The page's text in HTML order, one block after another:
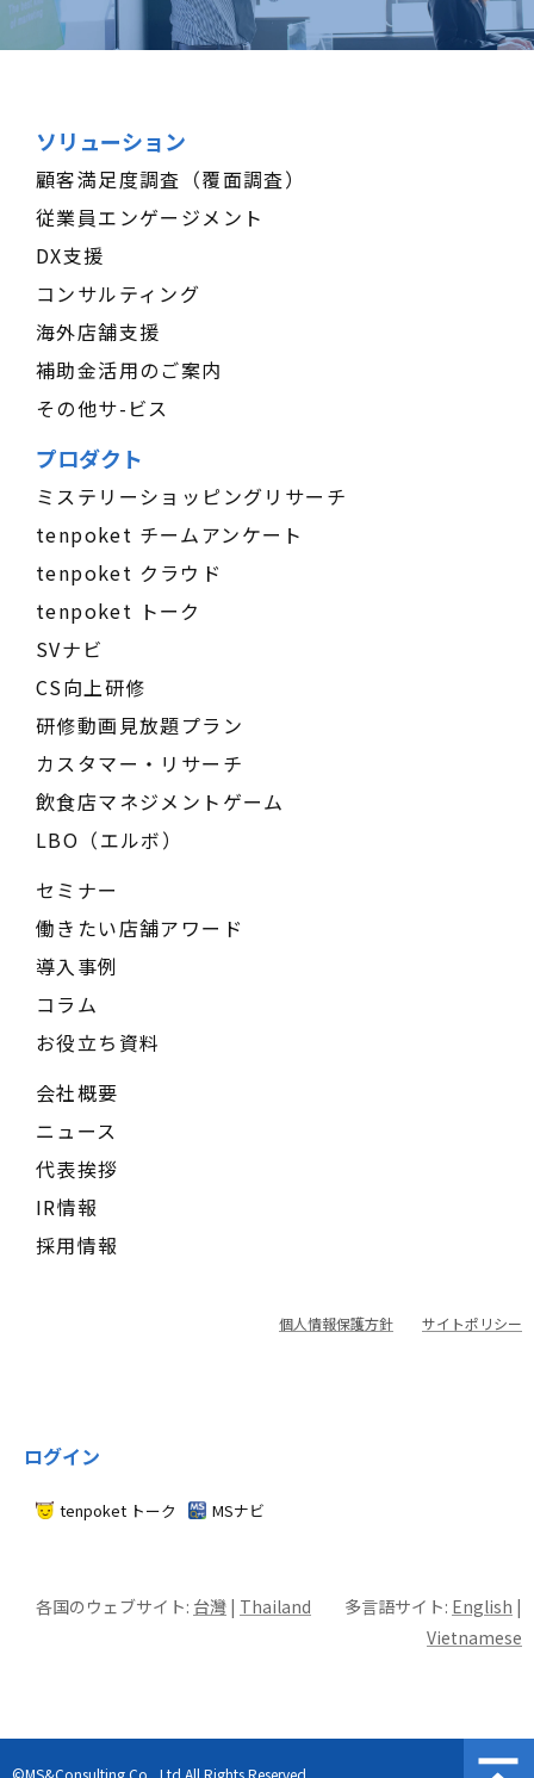
ソリューション
顧客満足度調査（覆面調査）
従業員エンゲージメント
DX支援
コンサルティング
海外店舗支援
補助金活用のご案内
その他サ-ビス
プロダクト
ミステリーショッピングリサーチ
tenpoket チームアンケート
tenpoket クラウド
tenpoket トーク
SVナビ
CS向上研修
研修動画見放題プラン
カスタマー・リサーチ
飲食店マネジメントゲーム
LBO（エルボ）
セミナー
働きたい店舗アワード
導入事例
コラム
お役立ち資料
会社概要
ニュース
代表挨拶
IR情報
採用情報
個人情報保護方針 サイトポリシー
ログイン
tenpoket トーク MSナビ
各国のウェブサイト: 台灣 | Thailand 多言語サイト: English |
Vietnamese
©MS&Consulting Co., Ltd.All Rights Reserved